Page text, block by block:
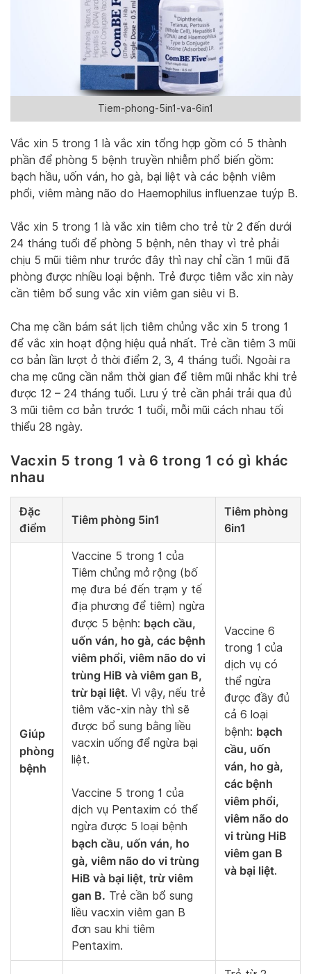
Tiem-phong-5in1-va-6in1
Vắc xin 5 trong 1 là vắc xin tổng hợp gồm có 5 thành
phần để phòng 5 bệnh truyền nhiễm phổ biến gồm:
bạch hầu, uốn ván, ho gà, bại liệt và các bệnh viêm
phổi, viêm màng não do Haemophilus influenzae tuýp B.
Vắc xin 5 trong 1 là vắc xin tiêm cho trẻ từ 2 đến dưới
24 tháng tuổi để phòng 5 bệnh, nên thay vì trẻ phải
chịu 5 mũi tiêm như trước đây thì nay chỉ cần 1 mũi đã
phòng được nhiều loại bệnh. Trẻ được tiêm vắc xin này
cần tiêm bổ sung vắc xin viêm gan siêu vi B.
Cha mẹ cần bám sát lịch tiêm chủng vắc xin 5 trong 1
để vắc xin hoạt động hiệu quả nhất. Trẻ cần tiêm 3 mũi
cơ bản lần lượt ở thời điểm 2, 3, 4 tháng tuổi. Ngoài ra
cha mẹ cũng cần nắm thời gian để tiêm mũi nhắc khi trẻ
được 12 – 24 tháng tuổi. Lưu ý trẻ cần phải trải qua đủ
3 mũi tiêm cơ bản trước 1 tuổi, mỗi mũi cách nhau tối
thiểu 28 ngày.
Vacxin 5 trong 1 và 6 trong 1 có gì khác
nhau
Đặc
điểm
Tiêm phòng 5in1
Tiêm phòng
6in1
Giúp
phòng
bệnh
Vaccine 5 trong 1 của
Tiêm chủng mở rộng (bố
mẹ đưa bé đến trạm y tế
địa phương để tiêm) ngừa
được 5 bệnh: bạch cầu,
uốn ván, ho gà, các bệnh
viêm phổi, viêm não do vi
trùng HiB và viêm gan B,
trừ bại liệt. Vì vậy, nếu trẻ
tiêm văc-xin này thì sẽ
được bổ sung bằng liều
vacxin uống để ngừa bại
liệt.
Vaccine 5 trong 1 của
dịch vụ Pentaxim có thể
ngừa được 5 loại bệnh
bạch cầu, uốn ván, ho
gà, viêm não do vi trùng
HiB và bại liệt, trừ viêm
gan B. Trẻ cần bổ sung
liều vacxin viêm gan B
đơn sau khi tiêm
Pentaxim.
Vaccine 6
trong 1 của
dịch vụ có
thể ngừa
được đầy đủ
cả 6 loại
bệnh: bạch
cầu, uốn
ván, ho gà,
các bệnh
viêm phổi,
viêm não do
vi trùng HiB
viêm gan B
và bại liệt.